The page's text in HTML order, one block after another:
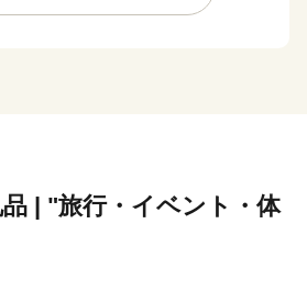
| "旅行・イベント・体